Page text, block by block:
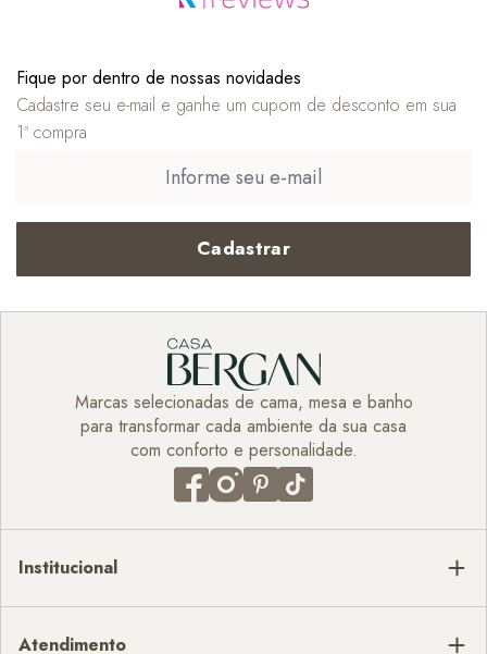
Fique por dentro de nossas novidades
Cadastre seu e-mail e ganhe um cupom de desconto em sua
1ª compra
Cadastrar
Marcas selecionadas de cama, mesa e banho
para transformar cada ambiente da sua casa
com conforto e personalidade.
Institucional
Atendimento